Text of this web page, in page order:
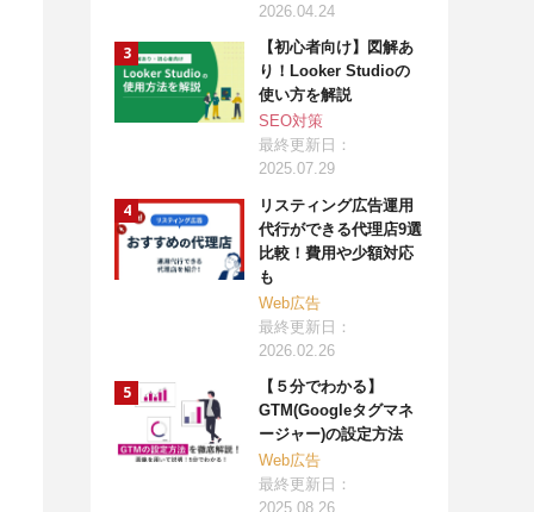
2026.04.24
【初心者向け】図解あ
り！Looker Studioの
使い方を解説
SEO対策
最終更新日：
2025.07.29
リスティング広告運用
代行ができる代理店9選
比較！費用や少額対応
も
Web広告
最終更新日：
2026.02.26
【５分でわかる】
GTM(Googleタグマネ
ージャー)の設定方法
Web広告
最終更新日：
2025.08.26